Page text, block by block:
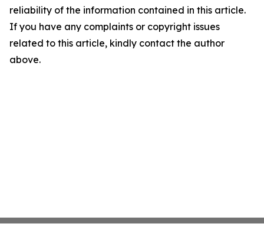
reliability of the information contained in this article.
If you have any complaints or copyright issues
related to this article, kindly contact the author
above.